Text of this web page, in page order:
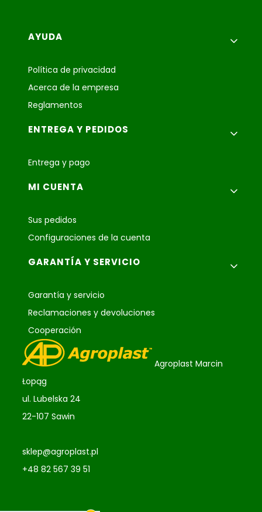
Menú de pie de página
AYUDA
Política de privacidad
Acerca de la empresa
Reglamentos
ENTREGA Y PEDIDOS
Entrega y pago
MI CUENTA
Sus pedidos
Configuraciones de la cuenta
GARANTÍA Y SERVICIO
Garantía y servicio
Reclamaciones y devoluciones
Cooperación
Agroplast Marcin
Łopąg
ul. Lubelska 24
22-107 Sawin
sklep@agroplast.pl
+48 82 567 39 51